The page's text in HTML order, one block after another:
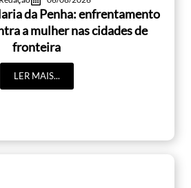
da Penha: enfrentamento
a mulher nas cidades de
fronteira
LER MAIS...